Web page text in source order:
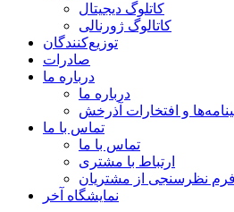
کاتلوگ دیجیتال
کاتالوگ ژورنالی
توزیع‌کنندگان
صادرات
درباره ما
درباره ما
و افتخارات آذرخش
تماس با ما
تماس با ما
ارتباط با مشتری
فرم نظرسنجی از مشتریان
نمایشگاه‌ آخر